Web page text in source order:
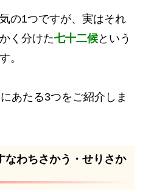
の1つですが、実はそれ
く分けた七十二候という
。
あたる3つをご紹介しま
なわちさかう・せりさか